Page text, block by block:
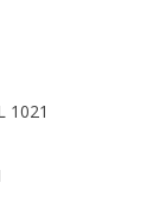
1021